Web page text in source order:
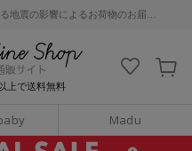
の影響によるお荷物のお届けについて
上で送料無料
Madu